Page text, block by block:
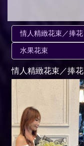
情人精緻花束／捧花